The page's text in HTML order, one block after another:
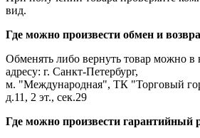
вид.
Где можно произвести обмен и
Обменять либо вернуть товар можно
адресу: г. Санкт-Петербург,
м. "Международная", ТК "Торговый
д.11, 2 эт., сек.29
Где можно произвести гарантийный